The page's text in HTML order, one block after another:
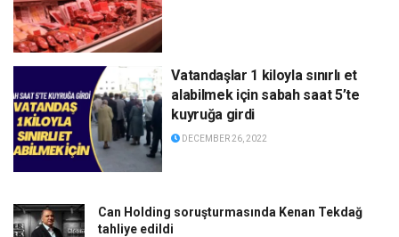
Vatandaşlar 1 kiloyla sınırlı et
alabilmek için sabah saat 5’te
kuyruğa girdi
DECEMBER 26, 2022
Can Holding soruşturmasında Kenan Tekdağ
tahliye edildi